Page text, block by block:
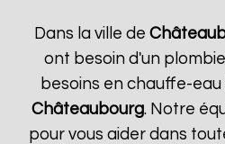
Dans la ville de
ont besoin d'un
besoins en chauffe-
Châteaubourg. Notre
pour vous aider dans